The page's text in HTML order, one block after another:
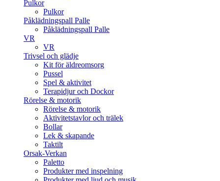
Pulkor
Pulkor
Påklädningspall Palle
Påklädningspall Palle
VR
VR
Trivsel och glädje
Kit för äldreomsorg
Pussel
Spel & aktivitet
Terapidjur och Dockor
Rörelse & motorik
Rörelse & motorik
Aktivitetstavlor och trälek
Bollar
Lek & skapande
Taktilt
Orsak-Verkan
Paletto
Produkter med inspelning